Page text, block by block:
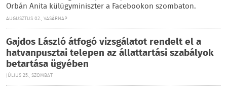
Orbán Anita külügyminiszter a Facebookon szombaton.
AUGUSZTUS 02., VASÁRNAP
Gajdos László átfogó vizsgálatot rendelt el a
hatvanpusztai telepen az állattartási szabályok
betartása ügyében
JÚLIUS 25., SZOMBAT